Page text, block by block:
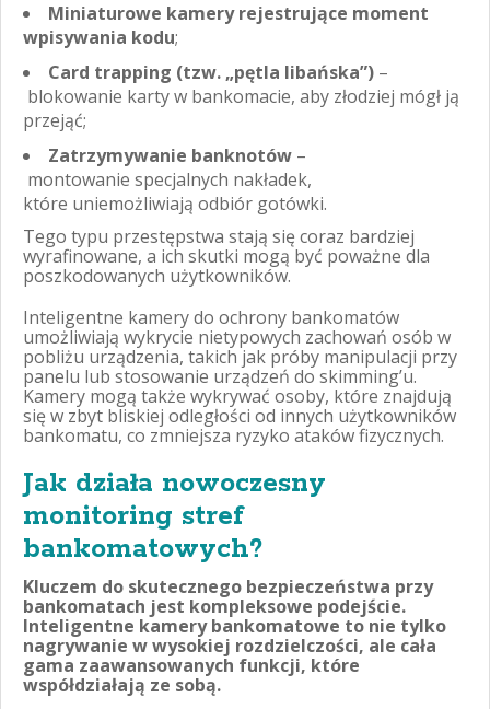
Miniaturowe kamery rejestrujące moment
wpisywania kodu;
Card trapping (tzw. „pętla libańska”) –
blokowanie karty w bankomacie, aby złodziej mógł ją
przejąć;
Zatrzymywanie banknotów –
montowanie specjalnych nakładek,
które uniemożliwiają odbiór gotówki.
Tego typu przestępstwa stają się coraz bardziej
wyrafinowane, a ich skutki mogą być poważne dla
poszkodowanych użytkowników.
Inteligentne kamery do ochrony bankomatów
umożliwiają wykrycie nietypowych zachowań osób w
pobliżu urządzenia, takich jak próby manipulacji przy
panelu lub stosowanie urządzeń do skimming’u.
Kamery mogą także wykrywać osoby, które znajdują
się w zbyt bliskiej odległości od innych użytkowników
bankomatu, co zmniejsza ryzyko ataków fizycznych.
Jak działa nowoczesny
monitoring stref
bankomatowych?
Kluczem do skutecznego bezpieczeństwa przy
bankomatach jest kompleksowe podejście.
Inteligentne kamery bankomatowe to nie tylko
nagrywanie w wysokiej rozdzielczości, ale cała
gama zaawansowanych funkcji, które
współdziałają ze sobą.